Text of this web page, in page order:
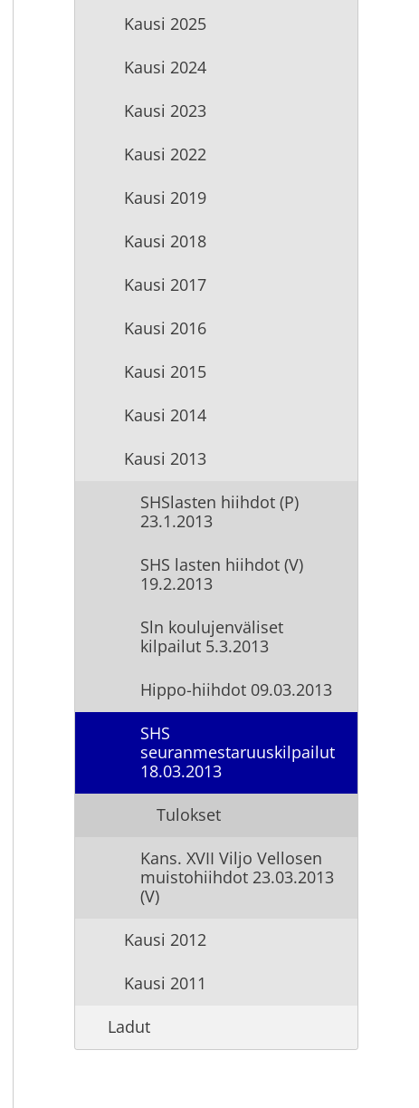
Kausi 2025
Kausi 2024
Kausi 2023
Kausi 2022
Kausi 2019
Kausi 2018
Kausi 2017
Kausi 2016
Kausi 2015
Kausi 2014
Kausi 2013
SHSlasten hiihdot (P)
23.1.2013
SHS lasten hiihdot (V)
19.2.2013
Sln koulujenväliset
kilpailut 5.3.2013
Hippo-hiihdot 09.03.2013
SHS
seuranmestaruuskilpailut
18.03.2013
Tulokset
Kans. XVII Viljo Vellosen
muistohiihdot 23.03.2013
(V)
Kausi 2012
Kausi 2011
Ladut